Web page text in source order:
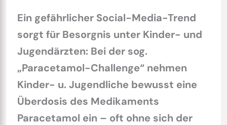
Ein gefährlicher Social-Media-Trend
sorgt für Besorgnis unter Kinder- und
Jugendärzten: Bei der sog.
„Paracetamol-Challenge“ nehmen
Kinder- u. Jugendliche bewusst eine
Überdosis des Medikaments
Paracetamol ein – oft ohne sich der